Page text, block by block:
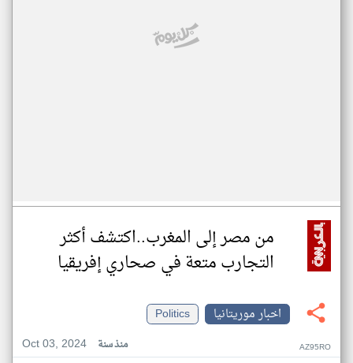
من مصر إلى المغرب..اكتشف أكثر
التجارب متعة في صحاري إفريقيا
اخبار موريتانيا
Politics
Oct 03, 2024
منذ سنة AZ95RO